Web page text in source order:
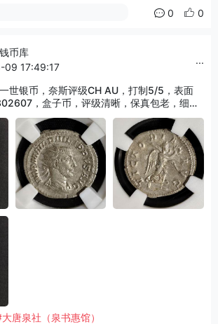
0 0
币库
09 17:49:17
...
世银币，奈斯评级CH AU，打制5/5，表面
，盒子币，评级清晰，保真包老，细节
打制币、罗马币收藏！
唐泉社（泉书惠馆）